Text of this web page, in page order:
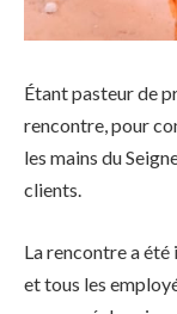
Étant pasteur de
rencontre, pour
les mains du
clients.
La rencontre a
et tous les